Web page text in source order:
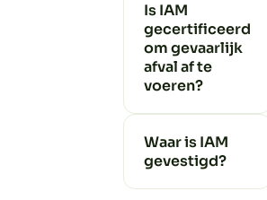
Is IAM
gecertificeerd
om gevaarlijk
afval af te
voeren?
Waar is IAM
gevestigd?